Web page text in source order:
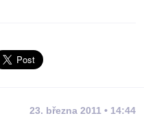
23. března 2011 • 14:44